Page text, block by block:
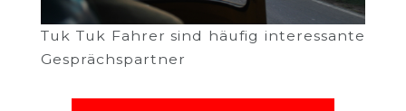
Tuk Tuk Fahrer sind häufig interessante
Gesprächspartner